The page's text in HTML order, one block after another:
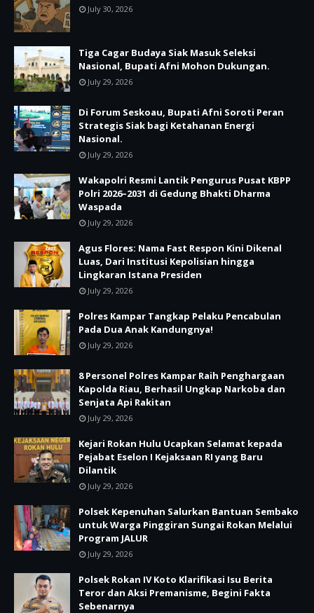
July 30, 2026
Tiga Cagar Budaya Siak Masuk Seleksi
Nasional, Bupati Afni Mohon Dukungan.
July 29, 2026
Di Forum Seskoau, Bupati Afni Soroti Peran
Strategis Siak bagi Ketahanan Energi
Nasional.
July 29, 2026
Wakapolri Resmi Lantik Pengurus Pusat KBPP
Polri 2026–2031 di Gedung Bhakti Dharma
Waspada
July 29, 2026
Agus Flores: Nama Fast Respon Kini Dikenal
Luas, Dari Institusi Kepolisian hingga
Lingkaran Istana Presiden
July 29, 2026
Polres Kampar Tangkap Pelaku Pencabulan
Pada Dua Anak Kandungnya!
July 29, 2026
8 Personel Polres Kampar Raih Penghargaan
Kapolda Riau, Berhasil Ungkap Narkoba dan
Senjata Api Rakitan
July 29, 2026
Kejari Rokan Hulu Ucapkan Selamat kepada
Pejabat Eselon I Kejaksaan RI yang Baru
Dilantik
July 29, 2026
Polsek Kepenuhan Salurkan Bantuan Sembako
untuk Warga Pinggiran Sungai Rokan Melalui
Program JALUR
July 29, 2026
Polsek Rokan IV Koto Klarifikasi Isu Berita
Teror dan Aksi Premanisme, Begini Fakta
Sebenarnya